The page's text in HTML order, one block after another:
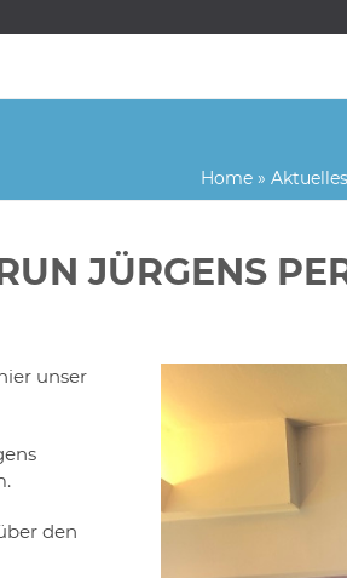
Home» Aktuelles
JÜRGENS
unser
den